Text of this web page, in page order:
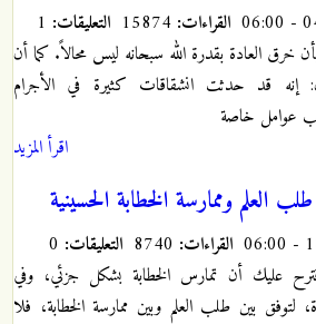
القراءات: التعليقات:
خرق العادة بقدرة الله سبحانه ليس محالاً. كما أن
إنه قد حدثت انشقاقات كثيرة في الأجرام
عوامل خاصة
اقرأ المزيد
العلم وممارسة الخطابة الحسينية
القراءات: التعليقات:
عليك أن تمارس الخطابة بشكل جزئي، وفي
لتوفق بين طلب العلم وبين ممارسة الخطابة، فلا